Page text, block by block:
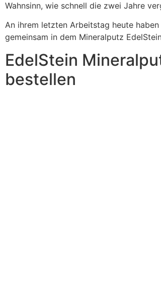
Wahnsinn, wie schnell die zwei Jahre
An ihrem letzten Arbeitstag heute
gemeinsam in dem Mineralputz
EdelStein
bestellen